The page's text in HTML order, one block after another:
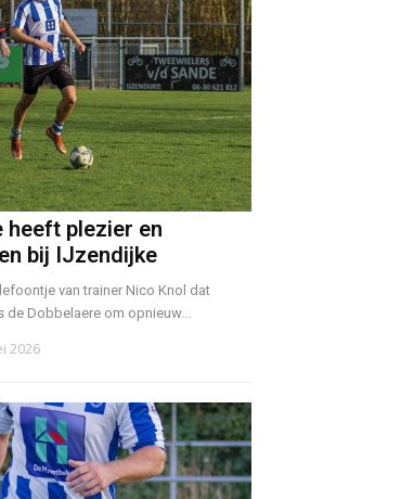
heeft plezier en
bij IJzendijke
van trainer Nico Knol dat
Dobbelaere om opnieuw...
2026